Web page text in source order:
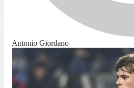
Antonio Giordano